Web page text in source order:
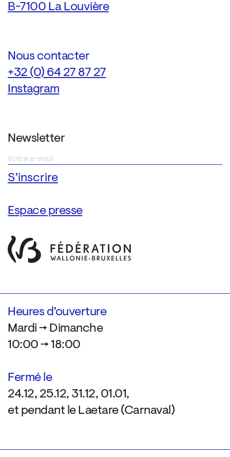
B-7100 La Louvière
Nous contacter
+32 (0) 64 27 87 27
Instagram
Newsletter
Espace presse
Heures d’ouverture
Mardi → Dimanche
10:00 → 18:00
Fermé le
24.12, 25.12, 31.12, 01.01,
et pendant le Laetare (Carnaval)